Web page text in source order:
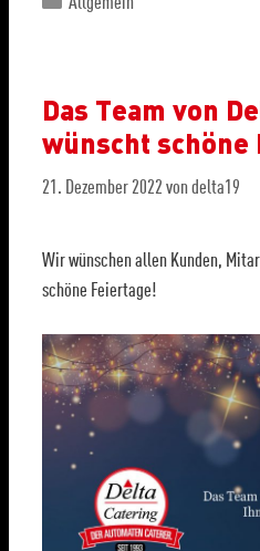
Das Team von
wünscht schöne
21. Dezember 2022vondelta19
Wir wünschen allen Kunden,
schöne Feiertage!